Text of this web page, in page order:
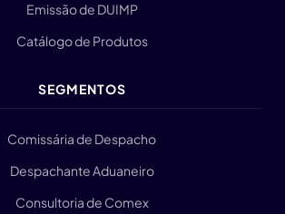
Emissão de DUIMP
Catálogo de Produtos
SEGMENTOS
Comissária de Despacho
Despachante Aduaneiro
Consultoria de Comex